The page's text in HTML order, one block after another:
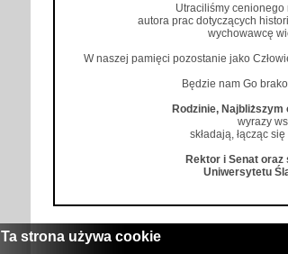
Utraciliśmy cenionego
autora prac dotyczących
wychowawcę
W naszej pamięci pozostanie jako
Będzie nam Go
Rodzinie, Najbliższym
wyrazy
składają, łącząc
Rektor i Senat oraz
Uniwersytetu
Ta strona używa cookie